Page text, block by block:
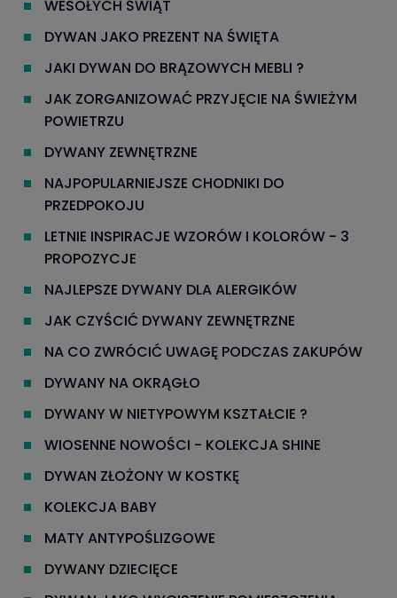
WESOŁYCH ŚWIĄT
DYWAN JAKO PREZENT NA ŚWIĘTA
JAKI DYWAN DO BRĄZOWYCH MEBLI ?
JAK ZORGANIZOWAĆ PRZYJĘCIE NA ŚWIEŻYM
POWIETRZU
DYWANY ZEWNĘTRZNE
NAJPOPULARNIEJSZE CHODNIKI DO
PRZEDPOKOJU
LETNIE INSPIRACJE WZORÓW I KOLORÓW - 3
PROPOZYCJE
NAJLEPSZE DYWANY DLA ALERGIKÓW
JAK CZYŚCIĆ DYWANY ZEWNĘTRZNE
NA CO ZWRÓCIĆ UWAGĘ PODCZAS ZAKUPÓW
DYWANY NA OKRĄGŁO
DYWANY W NIETYPOWYM KSZTAŁCIE ?
WIOSENNE NOWOŚCI - KOLEKCJA SHINE
DYWAN ZŁOŻONY W KOSTKĘ
KOLEKCJA BABY
MATY ANTYPOŚLIZGOWE
DYWANY DZIECIĘCE